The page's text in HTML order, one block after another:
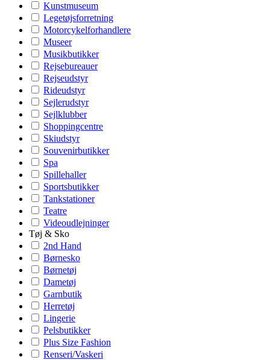
Kunstmuseum
Legetøjsforretning
Motorcykelforhandlere
Museer
Musikbutikker
Rejsebureauer
Rejseudstyr
Rideudstyr
Sejlerudstyr
Sejlklubber
Shoppingcentre
Skiudstyr
Souvenirbutikker
Spa
Spillehaller
Sportsbutikker
Tankstationer
Teatre
Videoudlejninger
Tøj & Sko
2nd Hand
Børnesko
Børnetøj
Dametøj
Garnbutik
Herretøj
Lingerie
Pelsbutikker
Plus Size Fashion
Renseri/Vaskeri